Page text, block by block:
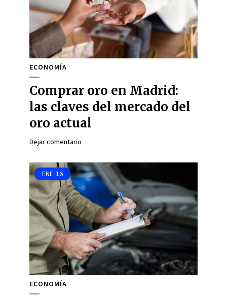
ECONOMÍA
Comprar oro en Madrid:
las claves del mercado del
oro actual
Dejar comentario
ENE 16
ECONOMÍA